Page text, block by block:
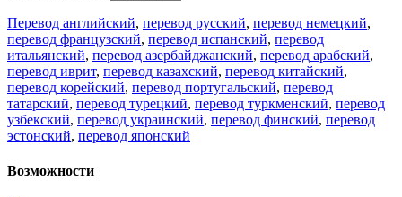
Перевод английский, перевод русский, перевод немецкий,
перевод французский, перевод испанский, перевод
итальянский, перевод азербайджанский, перевод арабский,
перевод иврит, перевод казахский, перевод китайский,
перевод корейский, перевод португальский, перевод
татарский, перевод турецкий, перевод туркменский, перевод
узбекский, перевод украинский, перевод финский, перевод
эстонский, перевод японский
Возможности